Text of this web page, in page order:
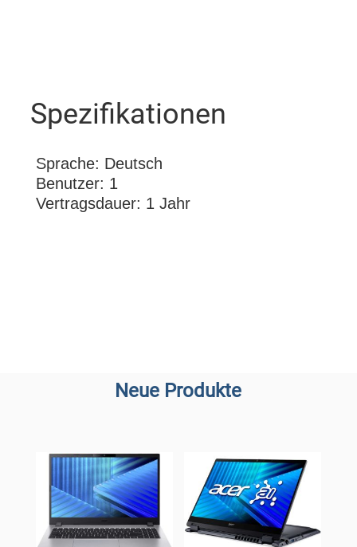
Spezifikationen
Sprache: Deutsch
Benutzer: 1
Vertragsdauer: 1 Jahr
Neue Produkte